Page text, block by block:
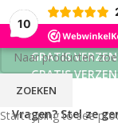
10
GRATIS
GRATIS
GRATIS
Vragen? Stel ze
ZOEKEN
Start typing to see